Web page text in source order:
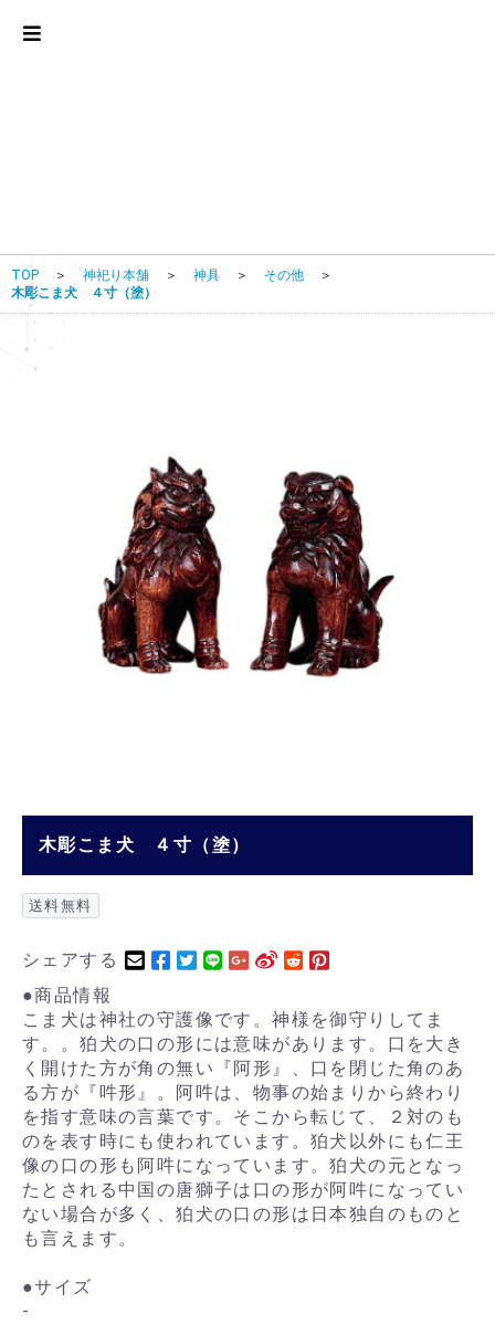
TOP ＞ 神祀り本舗 ＞ 神具 ＞ その他
＞
木彫こま犬 ４寸（塗）
木彫こま犬 ４寸（塗）
送料無料
シェアする
●商品情報
こま犬は神社の守護像です。神様を御守りしてま
す。。狛犬の口の形には意味があります。口を大き
く開けた方が角の無い『阿形』、口を閉じた角のあ
る方が『吽形』。阿吽は、物事の始まりから終わり
を指す意味の言葉です。そこから転じて、２対のも
のを表す時にも使われています。狛犬以外にも仁王
像の口の形も阿吽になっています。狛犬の元となっ
たとされる中国の唐獅子は口の形が阿吽になってい
ない場合が多く、狛犬の口の形は日本独自のものと
も言えます。
●サイズ
-